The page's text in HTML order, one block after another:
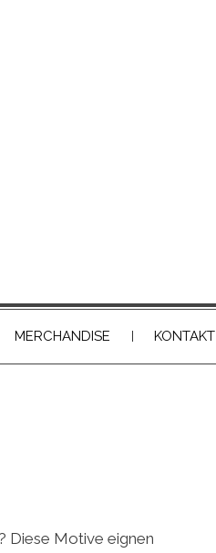
MERCHANDISE KONTAKT
? Diese Motive eignen